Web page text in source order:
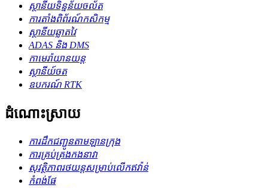
ស្ថានីយទិន្នន័យចល័ត
ការតាំងពិព័រណ៍កសិកម្ម
ស្ថានីយឆ្លាតវៃ
ADAS និង DMS
កាមេរ៉ាយានយន្ត
ស្ថានីយ៍ចត
ឧបករណ៍ RTK
ដំណោះស្រាយ
ការដឹកជញ្ជូនតាមឡានក្រុង
ការគ្រប់គ្រងកងនាវា
សុវត្ថិភាពរថយន្តសម្រាប់លើកឥវ៉ាន់
កំពង់ផែ